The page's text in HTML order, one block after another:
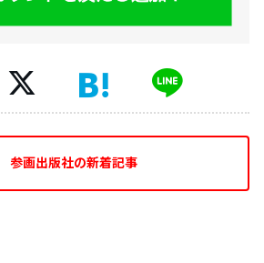
参画出版社の新着記事